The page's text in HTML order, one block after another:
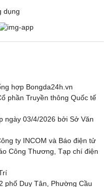
dụng
hợp Bongda24h.vn
phần Truyền thông Quốc tế
ngày 03/4/2026 bởi Sở Văn
ty INCOM và Báo điện tử
Công Thương, Tạp chí điện
phố Duy Tân, Phường Cầu